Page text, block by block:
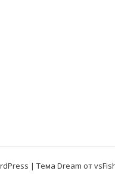
| Тема Dream от